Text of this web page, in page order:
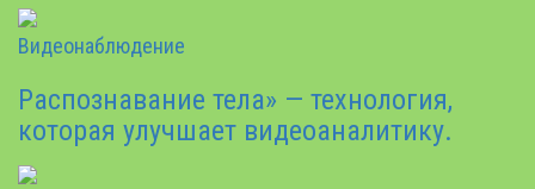
Видеонаблюдение
Распознавание тела» — технология,
которая улучшает видеоаналитику.